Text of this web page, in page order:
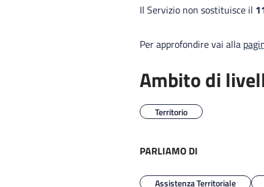
Il Servizio non sostituisce il
Per approfondire vai alla
Ambito di
Territorio
PARLIAMO DI
Assistenza Territoriale